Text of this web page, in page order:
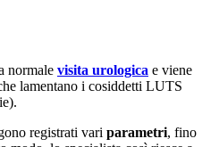
normale visita urologica e viene
lamentano i cosiddetti LUTS
registrati vari parametri, fino